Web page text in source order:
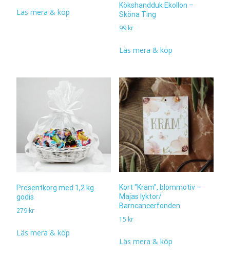
Läs mera & köp
Kökshandduk Ekollon –
Sköna Ting
99 kr
Läs mera & köp
Presentkorg med 1,2 kg
godis
279 kr
Läs mera & köp
Kort “Kram”, blommotiv –
Majas lyktor/
Barncancerfonden
15 kr
Läs mera & köp